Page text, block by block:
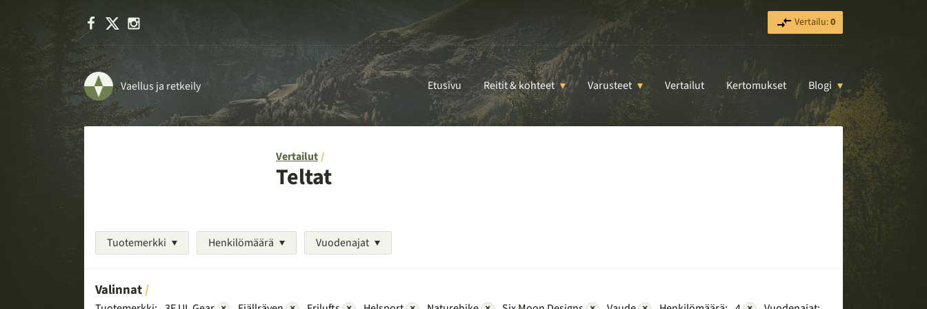
Facebook Vertailu:0
Vaellus ja retkeily Etusivu Reitit & kohteet Varusteet Vertailut Kertomukset Blogi
Vertailut
Teltat
Tuotemerkki Henkilömäärä Vuodenajat
Valinnat